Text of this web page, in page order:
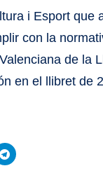
i Esport que
con la
de la
en el llibret de